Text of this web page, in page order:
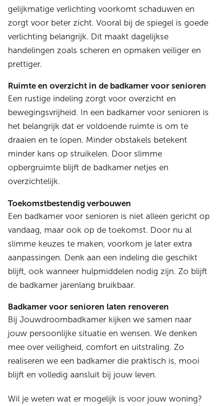
gelijkmatige verlichting voorkomt schaduwen en
zorgt voor beter zicht. Vooral bij de spiegel is goede
verlichting belangrijk. Dit maakt dagelijkse
handelingen zoals scheren en opmaken veiliger en
prettiger.
Ruimte en overzicht in de badkamer voor senioren
Een rustige indeling zorgt voor overzicht en
bewegingsvrijheid. In een badkamer voor senioren is
het belangrijk dat er voldoende ruimte is om te
draaien en te lopen. Minder obstakels betekent
minder kans op struikelen. Door slimme
opbergruimte blijft de badkamer netjes en
overzichtelijk.
Toekomstbestendig verbouwen
Een badkamer voor senioren is niet alleen gericht op
vandaag, maar ook op de toekomst. Door nu al
slimme keuzes te maken, voorkom je later extra
aanpassingen. Denk aan een indeling die geschikt
blijft, ook wanneer hulpmiddelen nodig zijn. Zo blijft
de badkamer jarenlang bruikbaar.
Badkamer voor senioren laten renoveren
Bij Jouwdroombadkamer kijken we samen naar
jouw persoonlijke situatie en wensen. We denken
mee over veiligheid, comfort en uitstraling. Zo
realiseren we een badkamer die praktisch is, mooi
blijft en volledig aansluit bij jouw leven.
Wil je weten wat er mogelijk is voor jouw woning?